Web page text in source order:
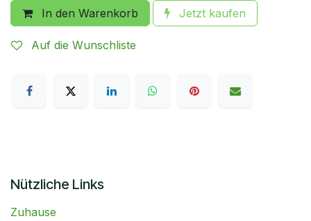
In den Warenkorb Jetzt kaufen
Auf die Wunschliste
Nützliche Links
Zuhause